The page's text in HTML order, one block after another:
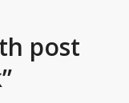
post